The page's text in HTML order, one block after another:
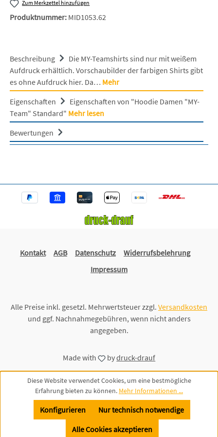
Zum Merkzettel hinzufügen
Produktnummer: MID1053.62
Beschreibung
Die MY-Teamshirts sind nur mit weißem
Aufdruck erhältlich. Vorschaubilder der farbigen Shirts gibt
es ohne Aufdruck hier. Da… Mehr
Eigenschaften
Eigenschaften von "Hoodie Damen "MY-
Team" Standard" Mehr lesen
Bewertungen
Kontakt AGB Datenschutz
Widerrufsbelehrung
Impressum
Alle Preise inkl. gesetzl. Mehrwertsteuer zzgl. Versandkosten
und ggf. Nachnahmegebühren, wenn nicht anders
angegeben.
Made with bydruck-drauf
Diese Website verwendet Cookies, um eine bestmögliche
Erfahrung bieten zu können. Mehr Informationen ...
Nur technisch notwendige
Konfigurieren
Alle Cookies akzeptieren